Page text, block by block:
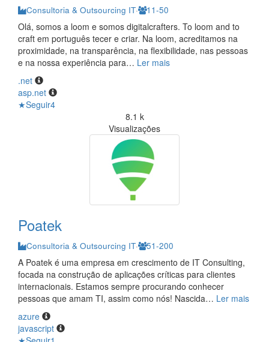
Consultoria & Outsourcing IT· 11-50
Olá, somos a loom e somos digitalcrafters. To loom and to
craft em português tecer e criar. Na loom, acreditamos na
proximidade, na transparência, na flexibilidade, nas pessoas
e na nossa experiência para… Ler mais
.net
asp.net
★Seguir4
8.1 k
Visualizações
Poatek
Consultoria & Outsourcing IT· 51-200
A Poatek é uma empresa em crescimento de IT Consulting,
focada na construção de aplicações críticas para clientes
internacionais. Estamos sempre procurando conhecer
pessoas que amam TI, assim como nós! Nascida… Ler mais
azure
javascript